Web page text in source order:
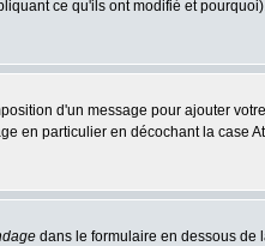
ce qu'ils ont modifié et
d'un message pour ajouter
en particulier en décochant la case
dans le formulaire en dessous de